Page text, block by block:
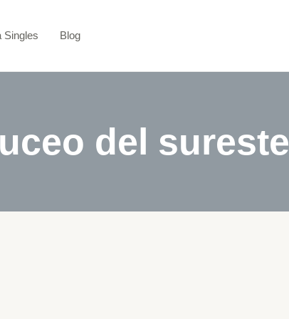
Singles Blog
del sureste